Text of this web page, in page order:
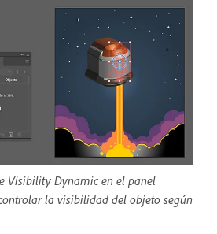
Visibility Dynamic en el panel
la visibilidad del objeto según